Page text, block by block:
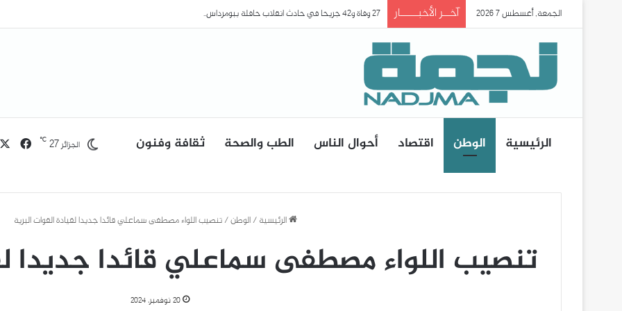
الجمعة, أغسطس 7 2026 آخــر الأخبـــــار
موجة هجرة كبيرة نحو سبتة.. مدريد تعزز وجودها العسكري بعد تدفق آلاف المهاجرين
الرئيسية الوطن اقتصاد أحوال الناس الطب والصحة ثقافة وفنون الجزائر27
℃
الرئيسية/الوطن/تنصيب اللواء مصطفى سماعلي قائدا جديدا لقيادة القوات البرية
تنصيب اللواء مصطفى سماعلي قائدا جديدا
20 نوفمبر، 2024